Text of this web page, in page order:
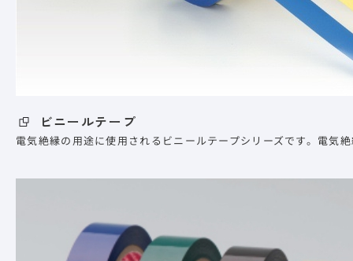
ビニールテープ
電気絶縁の用途に使用されるビニールテープシリーズです。電気